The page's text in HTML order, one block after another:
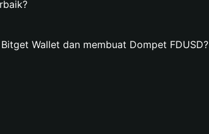
Wallet dan membuat Dompet FDUSD?